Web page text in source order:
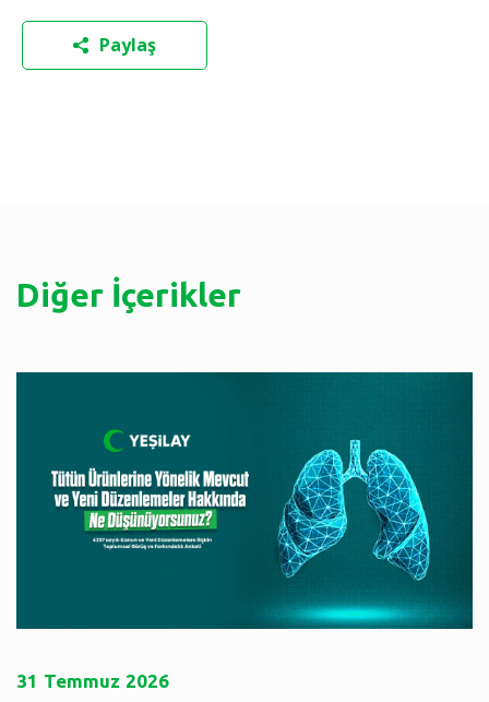
Paylaş
Diğer İçerikler
31 Temmuz 2026